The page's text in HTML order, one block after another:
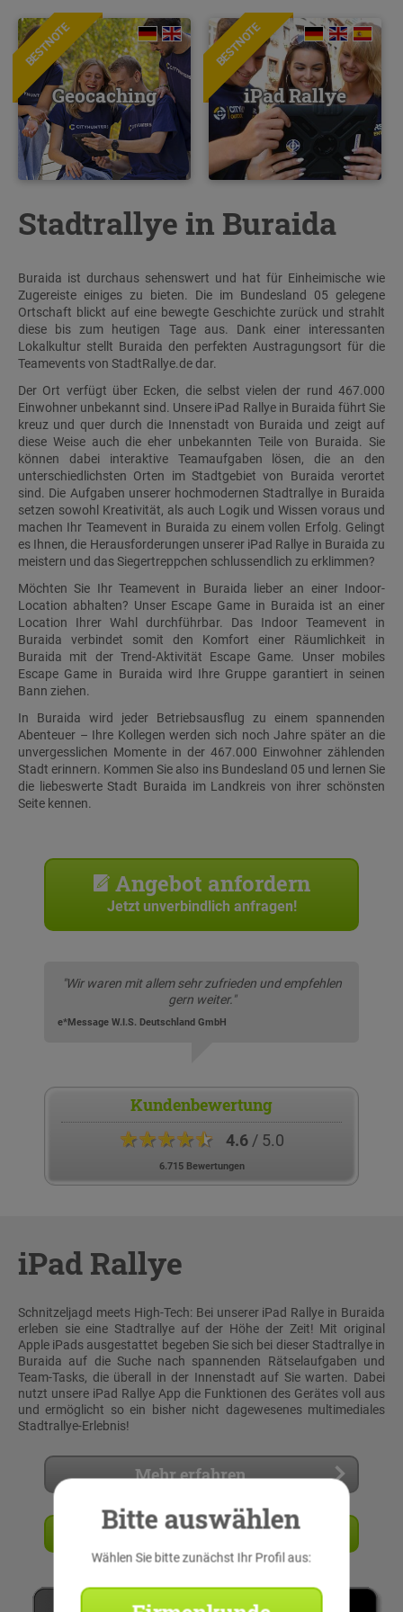
BESTNOTE
Geocaching
BESTNOTE
iPad Rallye
Stadtrallye in Buraida
Buraida ist durchaus sehenswert und hat für Einheimische wie
Zugereiste einiges zu bieten. Die im Bundesland 05 gelegene
Ortschaft blickt auf eine bewegte Geschichte zurück und strahlt
diese bis zum heutigen Tage aus. Dank einer interessanten
Lokalkultur stellt Buraida den perfekten Austragungsort für die
Teamevents von StadtRallye.de dar.
Der Ort verfügt über Ecken, die selbst vielen der rund 467.000
Einwohner unbekannt sind. Unsere iPad Rallye in Buraida führt Sie
kreuz und quer durch die Innenstadt von Buraida und zeigt auf
diese Weise auch die eher unbekannten Teile von Buraida. Sie
können dabei interaktive Teamaufgaben lösen, die an den
unterschiedlichsten Orten im Stadtgebiet von Buraida verortet
sind. Die Aufgaben unserer hochmodernen Stadtrallye in Buraida
setzen sowohl Kreativität, als auch Logik und Wissen voraus und
machen Ihr Teamevent in Buraida zu einem vollen Erfolg. Gelingt
es Ihnen, die Herausforderungen unserer iPad Rallye in Buraida zu
meistern und das Siegertreppchen schlussendlich zu erklimmen?
Möchten Sie Ihr Teamevent in Buraida lieber an einer Indoor-
Location abhalten? Unser Escape Game in Buraida ist an einer
Location Ihrer Wahl durchführbar. Das Indoor Teamevent in
Buraida verbindet somit den Komfort einer Räumlichkeit in
Buraida mit der Trend-Aktivität Escape Game. Unser mobiles
Escape Game in Buraida wird Ihre Gruppe garantiert in seinen
Bann ziehen.
In Buraida wird jeder Betriebsausflug zu einem spannenden
Abenteuer – Ihre Kollegen werden sich noch Jahre später an die
unvergesslichen Momente in der 467.000 Einwohner zählenden
Stadt erinnern. Kommen Sie also ins Bundesland 05 und lernen Sie
die liebeswerte Stadt Buraida im Landkreis von ihrer schönsten
Seite kennen.
Angebot anfordern
Jetzt unverbindlich anfragen!
"Wir waren mit allem sehr zufrieden und empfehlen
gern weiter."
e*Message W.I.S. Deutschland GmbH
Kundenbewertung
★★★★★ 4.6/ 5.0
6.715 Bewertungen
iPad Rallye
Schnitzeljagd meets High-Tech: Bei unserer iPad Rallye in Buraida
erleben sie eine Stadtrallye auf der Höhe der Zeit! Mit original
Apple iPads ausgestattet begeben Sie sich bei dieser Stadtrallye in
Buraida auf die Suche nach spannenden Rätselaufgaben und
Team-Tasks, die überall in der Innenstadt auf Sie warten. Dabei
nutzt unsere iPad Rallye App die Funktionen des Gerätes voll aus
und ermöglicht so ein bisher nicht dagewesenes multimediales
Stadtrallye-Erlebnis!
Mehr erfahren
Angebot anfordern
Bitte auswählen
Wählen Sie bitte zunächst Ihr Profil aus: